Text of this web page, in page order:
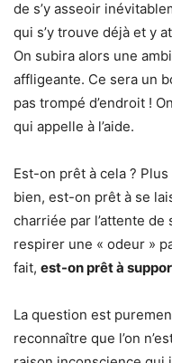
de s’y asseoir
qui s’y trouve déjà et y
On subira alors une
affligeante. Ce sera un
pas trompé d’endroit !
qui appelle à l’aide.
Est-on prêt à cela ?
bien, est-on prêt à se
charriée par l’attente
respirer une « odeur »
fait, est-on prêt à
La question est
reconnaître que l’on